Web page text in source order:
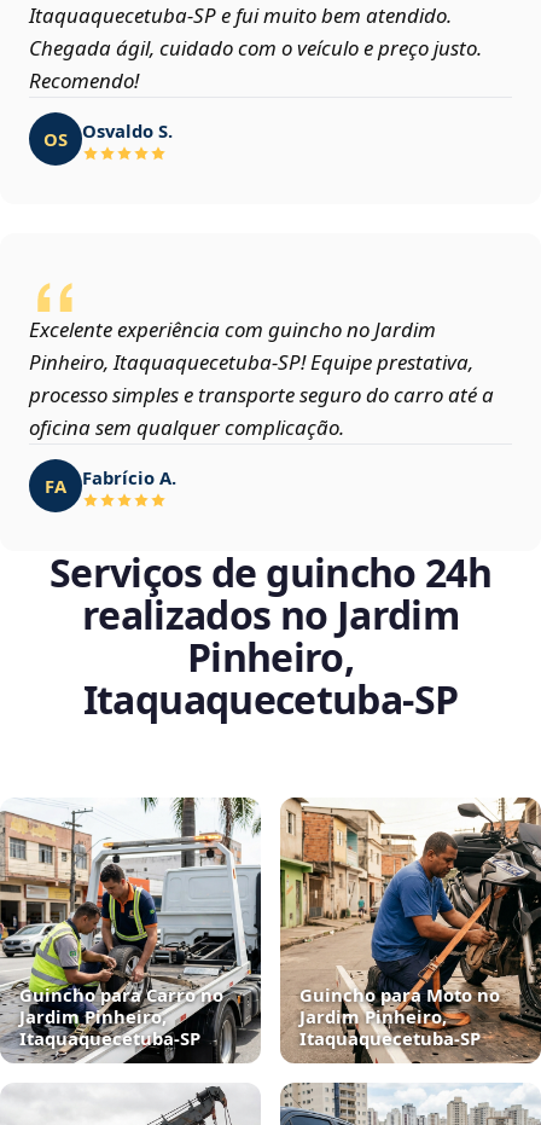
Itaquaquecetuba‑SP e fui muito bem atendido.
Chegada ágil, cuidado com o veículo e preço justo.
Recomendo!
OS Osvaldo S.
Excelente experiência com guincho no Jardim
Pinheiro, Itaquaquecetuba‑SP! Equipe prestativa,
processo simples e transporte seguro do carro até a
oficina sem qualquer complicação.
FA Fabrício A.
Serviços de guincho 24h
realizados no Jardim
Pinheiro,
Itaquaquecetuba‑SP
Guincho para Carro no
Jardim Pinheiro,
Itaquaquecetuba‑SP
Guincho para Moto no
Jardim Pinheiro,
Itaquaquecetuba‑SP